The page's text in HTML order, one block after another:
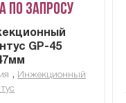
по запросу
GP-45
, Инжекционный